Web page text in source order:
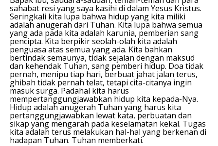
sahabat resi yang saya kasihi di dalam Yesus Kristus.
Seringkali kita lupa bahwa hidup yang kita miliki
adalah anugerah dari Tuhan. Kita lupa bahwa semua
yang ada pada kita adalah karunia, pemberian sang
pencipta. Kita berpikir seolah-olah kita adalah
penguasa atas semua yang ada. Kita bahkan
bertindak semaunya, tidak sejalan dengan maksud
dan kehendak Tuhan, sang pemberi hidup. Doa tidak
pernah, menipu tiap hari, berbuat jahat jalan terus,
ghibah tidak pernah telat, tetapi cita-citanya ingin
masuk surga. Padahal kita harus
mempertanggungjawabkan hidup kita kepada-Nya.
Hidup adalah anugerah Tuhan yang harus kita
pertanggungjawabkan lewat kata, perbuatan dan
sikap yang mengarah pada keselamatan kekal. Tugas
kita adalah terus melakukan hal-hal yang berkenan di
hadapan Tuhan. Tuhan memberkati.